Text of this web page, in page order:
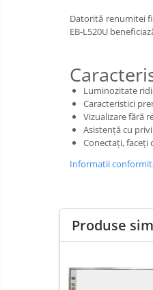
Videoproiectoare
Ecrane Proiectie
Laptopuri si Accesorii
Accesorii Laptopuri
All in One/PC
Conectivitate si Accesorii
Imprimante si Multifunctionale
Datorită renumitei
EB-L520U
Luminozitate
Caracteristici
Vizualizare fără
Asistență cu
Conectați, faceți
Informatii
Produse